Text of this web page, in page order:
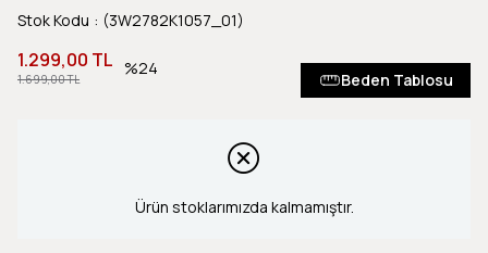
Stok Kodu (3W2782K1057_01)
1.699,00 TL
1.299,00 TL 24
Beden Tablosu
Ürün stoklarımızda kalmamıştır.